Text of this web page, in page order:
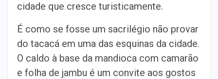
cidade que cresce turisticamente.
É como se fosse um sacrilégio não provar
do tacacá em uma das esquinas da cidade.
O caldo à base da mandioca com camarão
e folha de jambu é um convite aos gostos